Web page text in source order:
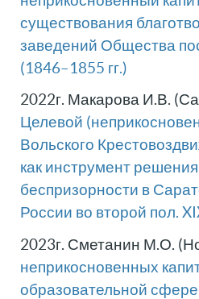
существования
заведений Общества
(1846–1855 гг.)
2022г. Макарова И.В.
Целевой
Вольского
как инструмент
беспризорности в
России во второй пол.
2023г. Сметанин М.О.
неприкосновенных
образовательной